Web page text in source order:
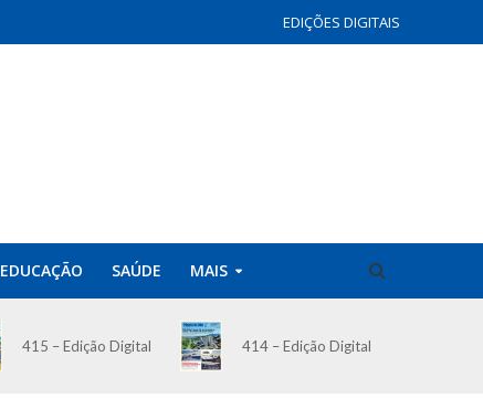
EDIÇÕES DIGITAIS
EDUCAÇÃO SAÚDE MAIS
415 – Edição Digital 414 – Edição Digital